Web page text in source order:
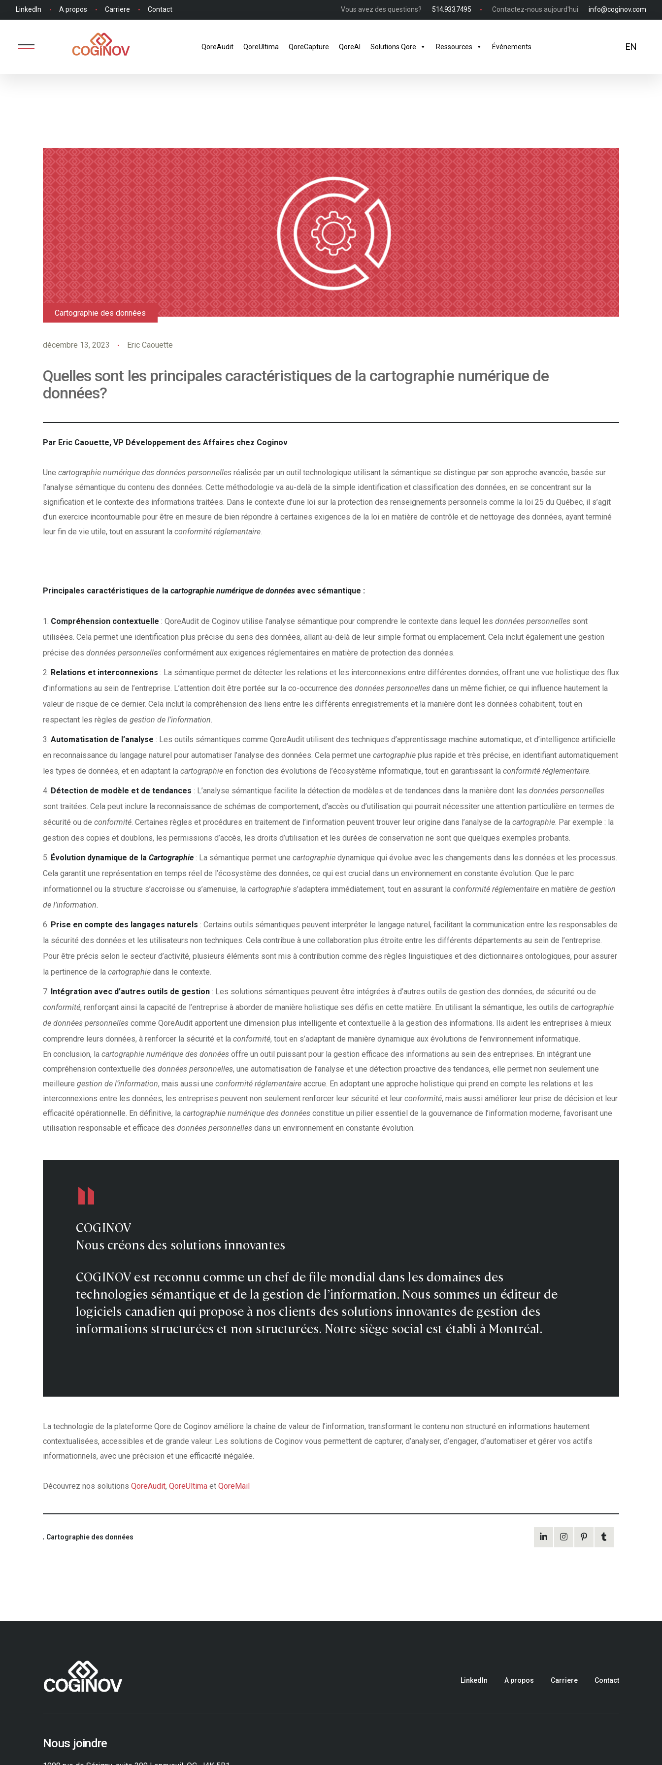
LinkedIn A propos Carriere Contact Vous avez des questions? 514.933.7495 Contactez-nous aujourd'hui info@coginov.com
QoreAudit QoreUltima QoreCapture QoreAI Solutions Qore Ressources Événements EN
Cartographie des données
décembre 13, 2023 Eric Caouette
Quelles sont les principales caractéristiques de la cartographie numérique de
données?
Par Eric Caouette, VP Développement des Affaires chez Coginov
Une cartographie numérique des données personnelles réalisée par un outil technologique utilisant la sémantique se distingue par son approche avancée, basée sur
l’analyse sémantique du contenu des données. Cette méthodologie va au-delà de la simple identification et classification des données, en se concentrant sur la
signification et le contexte des informations traitées. Dans le contexte d’une loi sur la protection des renseignements personnels comme la loi 25 du Québec, il s’agit
d’un exercice incontournable pour être en mesure de bien répondre à certaines exigences de la loi en matière de contrôle et de nettoyage des données, ayant terminé
leur fin de vie utile, tout en assurant la conformité réglementaire
Principales caractéristiques de la cartographie numérique de données avec sémantique :
Compréhension contextuelle : QoreAudit de Coginov utilise l’analyse sémantique pour comprendre le contexte dans lequel les données personnelles sont
utilisées. Cela permet une identification plus précise du sens des données, allant au-delà de leur simple format ou emplacement. Cela inclut également une gestion
précise des données personnelles conformément aux exigences réglementaires en matière de protection des données.
Relations et interconnexions : La sémantique permet de détecter les relations et les interconnexions entre différentes données, offrant une vue holistique des flux
d’informations au sein de l’entreprise. L’attention doit être portée sur la co-occurrence des données personnelles dans un même fichier, ce qui influence hautement la
valeur de risque de ce dernier. Cela inclut la compréhension des liens entre les différents enregistrements et la manière dont les données cohabitent, tout en
respectant les règles de gestion de l’information
Automatisation de l’analyse : Les outils sémantiques comme QoreAudit utilisent des techniques d’apprentissage machine automatique, et d’intelligence artificielle
en reconnaissance du langage naturel pour automatiser l’analyse des données. Cela permet une cartographie plus rapide et très précise, en identifiant automatiquement
les types de données, et en adaptant la cartographie en fonction des évolutions de l’écosystème informatique, tout en garantissant la conformité réglementaire
Détection de modèle et de tendances : L’analyse sémantique facilite la détection de modèles et de tendances dans la manière dont les données personnelles
sont traitées. Cela peut inclure la reconnaissance de schémas de comportement, d’accès ou d’utilisation qui pourrait nécessiter une attention particulière en termes de
sécurité ou de conformité . Certaines règles et procédures en traitement de l’information peuvent trouver leur origine dans l’analyse de la cartographie . Par exemple : la
gestion des copies et doublons, les permissions d’accès, les droits d’utilisation et les durées de conservation ne sont que quelques exemples probants.
Évolution dynamique de la Cartographie : La sémantique permet une cartographie dynamique qui évolue avec les changements dans les données et les processus.
Cela garantit une représentation en temps réel de l’écosystème des données, ce qui est crucial dans un environnement en constante évolution. Que le parc
informationnel ou la structure s’accroisse ou s’amenuise, la cartographie s’adaptera immédiatement, tout en assurant la conformité réglementaire en matière de gestion
de l’information
Prise en compte des langages naturels : Certains outils sémantiques peuvent interpréter le langage naturel, facilitant la communication entre les responsables de
la sécurité des données et les utilisateurs non techniques. Cela contribue à une collaboration plus étroite entre les différents départements au sein de l’entreprise.
Pour être précis selon le secteur d’activité, plusieurs éléments sont mis à contribution comme des règles linguistiques et des dictionnaires ontologiques, pour assurer
la pertinence de la cartographie dans le contexte.
Intégration avec d’autres outils de gestion : Les solutions sémantiques peuvent être intégrées à d’autres outils de gestion des données, de sécurité ou de
conformité, renforçant ainsi la capacité de l’entreprise à aborder de manière holistique ses défis en cette matière. En utilisant la sémantique, les outils de cartographie
de données personnelles comme QoreAudit apportent une dimension plus intelligente et contextuelle à la gestion des informations. Ils aident les entreprises à mieux
comprendre leurs données, à renforcer la sécurité et la conformité, tout en s’adaptant de manière dynamique aux évolutions de l’environnement informatique.
En conclusion, la cartographie numérique des données offre un outil puissant pour la gestion efficace des informations au sein des entreprises. En intégrant une
compréhension contextuelle des données personnelles, une automatisation de l’analyse et une détection proactive des tendances, elle permet non seulement une
meilleure gestion de l’information, mais aussi une conformité réglementaire accrue. En adoptant une approche holistique qui prend en compte les relations et les
interconnexions entre les données, les entreprises peuvent non seulement renforcer leur sécurité et leur conformité, mais aussi améliorer leur prise de décision et leur
efficacité opérationnelle. En définitive, la cartographie numérique des données constitue un pilier essentiel de la gouvernance de l’information moderne, favorisant une
utilisation responsable et efficace des données personnelles dans un environnement en constante évolution.
COGINOV
Nous créons des solutions innovantes
COGINOV est reconnu comme un chef de file mondial dans les domaines des
technologies sémantique et de la gestion de l’information. Nous sommes un éditeur de
logiciels canadien qui propose à nos clients des solutions innovantes de gestion des
informations structurées et non structurées. Notre siège social est établi à Montréal.
La technologie de la plateforme Qore de Coginov améliore la chaîne de valeur de l’information, transformant le contenu non structuré en informations hautement
contextualisées, accessibles et de grande valeur. Les solutions de Coginov vous permettent de capturer, d’analyser, d’engager, d’automatiser et gérer vos actifs
informationnels, avec une précision et une efficacité inégalée.
Découvrez nos solutions QoreAudit, QoreUltima et QoreMail
Cartographie des données
LinkedIn A propos Carriere Contact
Nous joindre